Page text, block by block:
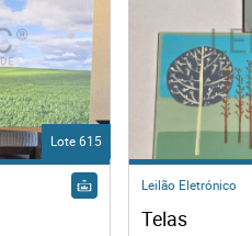
Lote 615
Leilão Eletrónico
Telas